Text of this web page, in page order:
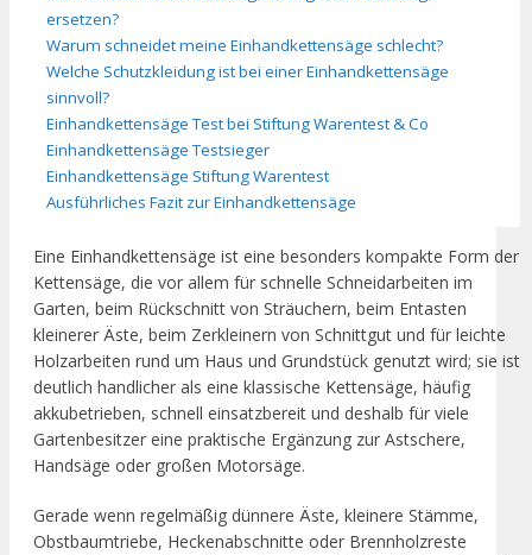
ersetzen?
Warum schneidet meine Einhandkettensäge schlecht?
Welche Schutzkleidung ist bei einer Einhandkettensäge
sinnvoll?
Einhandkettensäge Test bei Stiftung Warentest & Co
Einhandkettensäge Testsieger
Einhandkettensäge Stiftung Warentest
Ausführliches Fazit zur Einhandkettensäge
Eine Einhandkettensäge ist eine besonders kompakte Form der
Kettensäge, die vor allem für schnelle Schneidarbeiten im
Garten, beim Rückschnitt von Sträuchern, beim Entasten
kleinerer Äste, beim Zerkleinern von Schnittgut und für leichte
Holzarbeiten rund um Haus und Grundstück genutzt wird; sie ist
deutlich handlicher als eine klassische Kettensäge, häufig
akkubetrieben, schnell einsatzbereit und deshalb für viele
Gartenbesitzer eine praktische Ergänzung zur Astschere,
Handsäge oder großen Motorsäge.
Gerade wenn regelmäßig dünnere Äste, kleinere Stämme,
Obstbaumtriebe, Heckenabschnitte oder Brennholzreste